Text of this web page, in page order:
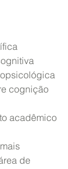
acadêmico
de